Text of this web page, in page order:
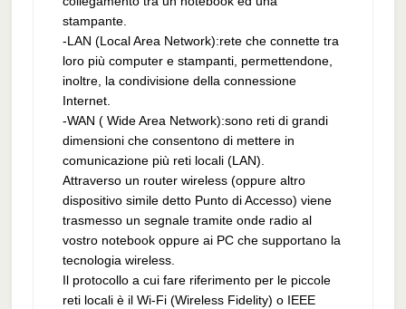
stampante.
-LAN (Local Area Network):rete che connette tra
loro più computer e stampanti, permettendone,
inoltre, la condivisione della connessione
Internet.
-WAN ( Wide Area Network):sono reti di grandi
dimensioni che consentono di mettere in
comunicazione più reti locali (LAN).
Attraverso un router wireless (oppure altro
dispositivo simile detto Punto di Accesso) viene
trasmesso un segnale tramite onde radio al
vostro notebook oppure ai PC che supportano la
tecnologia wireless.
Il protocollo a cui fare riferimento per le piccole
reti locali è il Wi-Fi (Wireless Fidelity) o IEEE